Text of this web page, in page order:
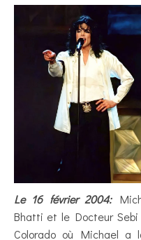
Le 16 février 2004:
Bhatti et le Docteur Sebi
Colorado où Michael a